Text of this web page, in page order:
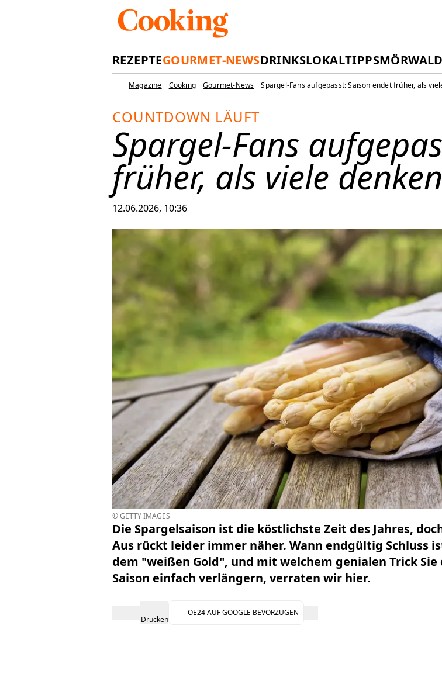
REZEPTEGOURMET-NEWSDRINKSLOKALTIPPS
Magazine Cooking Gourmet-News Spargel-Fans aufgepasst: Saison endet früher, als
COUNTDOWN LÄUFT
Spargel-Fans
früher, als viele denken
12.06.2026, 10:36
© GETTY IMAGES
Die Spargelsaison ist die köstlichste Zeit des Jahres,
Aus rückt leider immer näher. Wann endgültig Schluss
dem "weißen Gold", und mit welchem genialen Trick Sie
Saison einfach verlängern, verraten wir hier.
Drucken
OE24 AUF GOOGLE BEVORZUGEN